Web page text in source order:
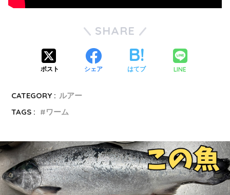
SHARE
ポスト シェア はてブ LINE
CATEGORY : ルアー
TAGS :
ワーム